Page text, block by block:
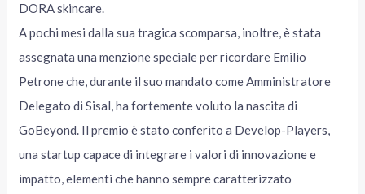
DORA skincare.
A pochi mesi dalla sua tragica scomparsa, inoltre, è stata
assegnata una menzione speciale per ricordare Emilio
Petrone che, durante il suo mandato come Amministratore
Delegato di Sisal, ha fortemente voluto la nascita di
GoBeyond. Il premio è stato conferito a Develop-Players,
una startup capace di integrare i valori di innovazione e
impatto, elementi che hanno sempre caratterizzato